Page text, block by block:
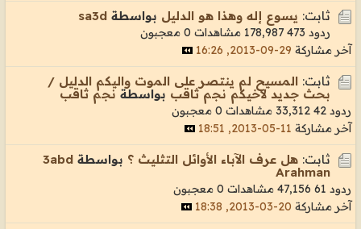
ثابت: يسوع إله وهذا هو الدليل بواسطة sa3d
ردود 473 178,987 مشاهدات
0 معجبون
آخر مشاركة 29-09-2013, 16:26
ثابت: المسيح لم ينتصر على الموت واليكم الدليل /
بحث جديد لاخيكم نجم ثاقب بواسطة نجم ثاقب
ردود 42 33,312 مشاهدات
0 معجبون
آخر مشاركة 11-05-2013, 18:51
ثابت: هل عرف الآباء الأوائل التثليث ؟ بواسطة 3abd
Arahman
ردود 61 47,156 مشاهدات
0 معجبون
آخر مشاركة 20-03-2013, 18:38